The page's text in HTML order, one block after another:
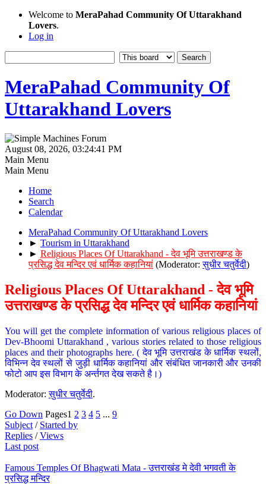
Welcome to MeraPahad Community Of Uttarakhand
Lovers.
Log in
MeraPahad Community Of
Uttarakhand Lovers
August 08, 2026, 03:24:41 PM
Main Menu
Main Menu
Home
Search
Calendar
MeraPahad Community Of Uttarakhand Lovers
► Tourism in Uttarakhand
► Religious Places Of Uttarakhand - देव भूमि उत्तराखण्ड के
प्रसिद्ध देव मन्दिर एवं धार्मिक कहानियां (Moderator:सुधीर चतुर्वेदी)
Religious Places Of Uttarakhand - देव भूमि
उत्तराखण्ड के प्रसिद्ध देव मन्दिर एवं धार्मिक कहानियां
You will get the complete information of various religious places of
Dev-Bhoomi Uttarakhand , various stories related to those religious
places and their photographs here. ( देव भूमि उत्तराखंड के धार्मिक स्थलों,
विभिन्न देव स्थलों से जुड़ी धार्मिक कहानियां और संबंधित जानकारी और उनकी
फोटो आप इस विभाग के अर्न्तगत देख सकते है।)
Moderator:सुधीर चतुर्वेदी.
Go Down Pages1 2 3 4 5 ... 9
Subject / Started by
Replies /Views
Last post
Famous Temples Of Bhagwati Mata - उत्तराखंड मे देवी भगवती के
प्रसिद्ध मन्दिर